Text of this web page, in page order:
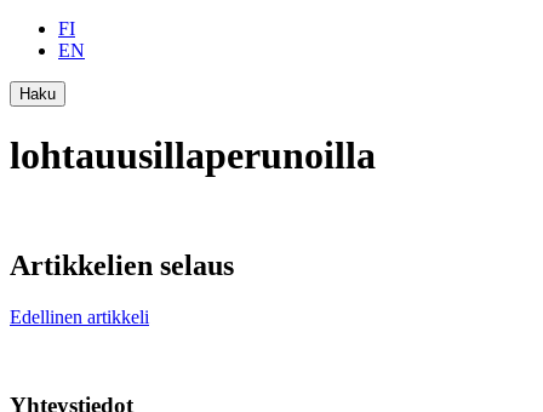
FI
EN
Haku
lohtauusillaperunoilla
Artikkelien selaus
Edellinen artikkeli
Yhteystiedot